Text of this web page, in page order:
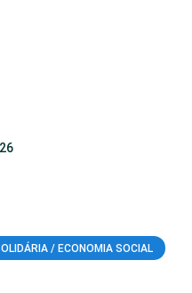
/ ECONOMIA SOCIAL